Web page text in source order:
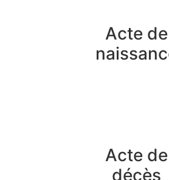
Acte de
Acte de
décès